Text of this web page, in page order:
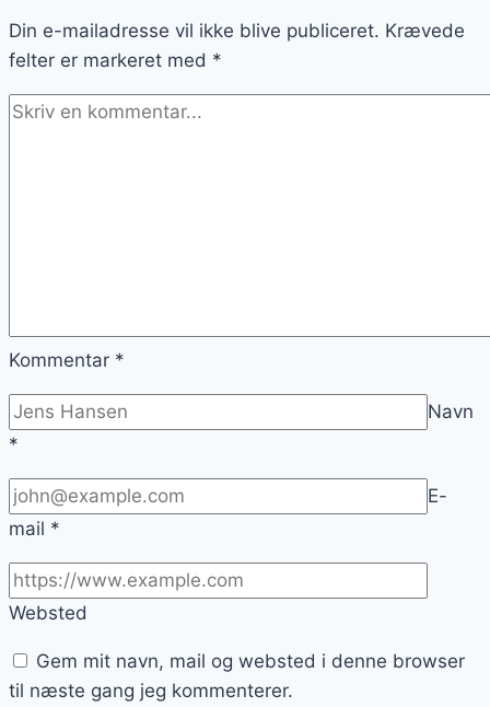
og
æble
Din e-mailadresse vil ikke blive publiceret. Krævede
felter er markeret med *
Kommentar *
Navn
*
E-
mail *
Websted
Gem mit navn, mail og websted i denne browser
til næste gang jeg kommenterer.